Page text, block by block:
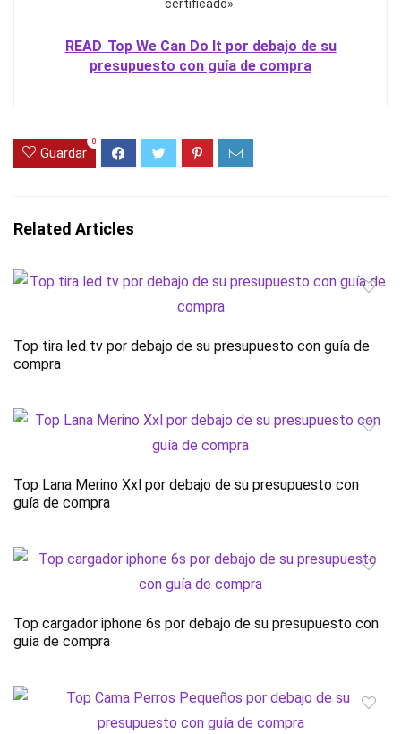
certificado».
READ Top We Can Do It por debajo de su
presupuesto con guía de compra
Guardar
0
Related Articles
Top tira led tv por debajo de su presupuesto con guía de
compra
Top Lana Merino Xxl por debajo de su presupuesto con
guía de compra
Top cargador iphone 6s por debajo de su presupuesto con
guía de compra